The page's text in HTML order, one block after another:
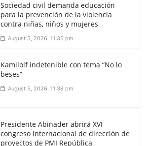
Sociedad civil demanda educación
para la prevención de la violencia
contra niñas, niños y mujeres
August 5, 2026, 11:35 pm
Kamilolf indetenible con tema “No lo
beses”
August 5, 2026, 11:38 pm
Presidente Abinader abrirá XVI
congreso internacional de dirección de
proyectos de PMI República